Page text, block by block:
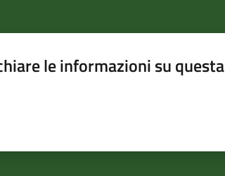
le informazioni su questa